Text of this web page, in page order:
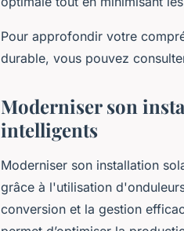
Pour approfondir votre
durable, vous pouvez
Moderniser son
intelligents
Moderniser son installation
grâce à l'utilisation
conversion et la gestion